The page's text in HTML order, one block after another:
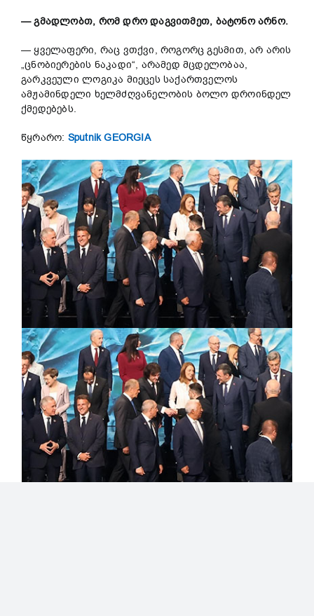
—გმადლობთ, რომ დრო დაგვითმეთ, ბატონო არნო.
— ყველაფერი, რაც ვთქვი, როგორც გესმით, არ არის
„ცნობიერების ნაკადი“, არამედ მცდელობაა,
გარკვეული ლოგიკა მიეცეს საქართველოს
ამჟამინდელი ხელმძღვანელობის ბოლო დროინდელ
ქმედებებს.
წყრარო: Sputnik GEORGIA